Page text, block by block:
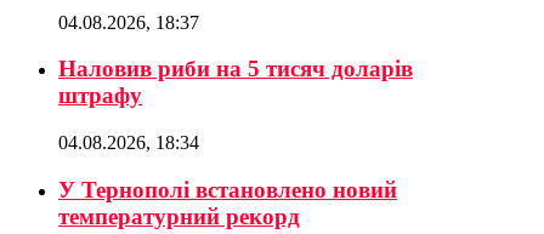
04.08.2026, 18:37
Наловив риби на 5 тисяч доларів
штрафу
04.08.2026, 18:34
У Тернополі встановлено новий
температурний рекорд